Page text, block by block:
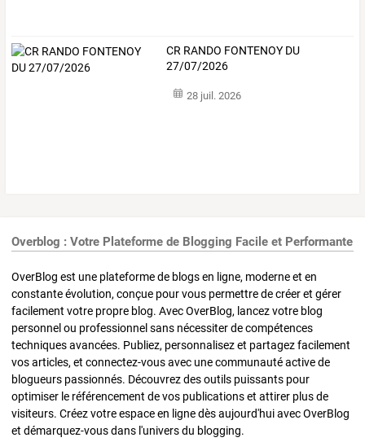
CR RANDO FONTENOY DU
27/07/2026
28 juil. 2026
Overblog : Votre Plateforme de Blogging Facile et Performante
OverBlog est une plateforme de blogs en ligne, moderne et en
constante évolution, conçue pour vous permettre de créer et gérer
facilement votre propre blog. Avec OverBlog, lancez votre blog
personnel ou professionnel sans nécessiter de compétences
techniques avancées. Publiez, personnalisez et partagez facilement
vos articles, et connectez-vous avec une communauté active de
blogueurs passionnés. Découvrez des outils puissants pour
optimiser le référencement de vos publications et attirer plus de
visiteurs. Créez votre espace en ligne dès aujourd'hui avec OverBlog
et démarquez-vous dans l'univers du blogging.